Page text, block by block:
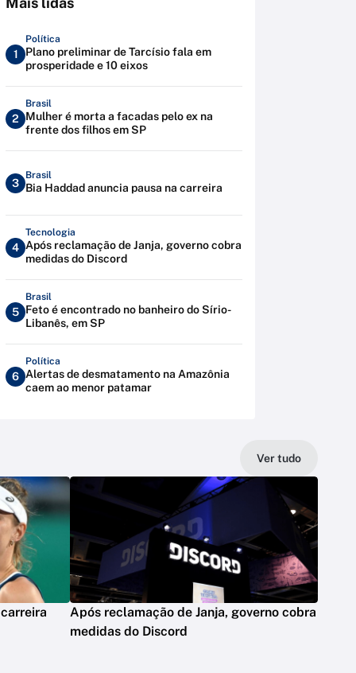
1
Política
Plano preliminar de Tarcísio fala em
prosperidade e 10 eixos
2
Brasil
Mulher é morta a facadas pelo ex na
frente dos filhos em SP
3
Brasil
Bia Haddad anuncia pausa na carreira
4
Tecnologia
Após reclamação de Janja, governo cobra
medidas do Discord
5
Brasil
Feto é encontrado no banheiro do Sírio-
Libanês, em SP
6
Política
Alertas de desmatamento na Amazônia
caem ao menor patamar
Ver tudo
Após reclamação de Janja, governo cobra
medidas do Discord